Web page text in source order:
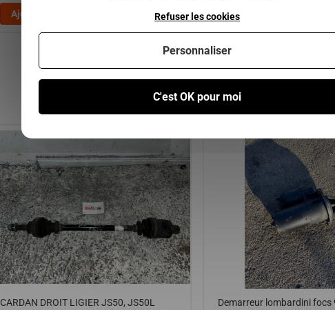
Ajouter au panier Ajouter au panier
Vous pourriez également être intéressé par
CARDAN DROIT LIGIER JS50, JS50L
Demarreur lombardini focs
C'est OK pour moi
Refuser les cookies
Personnaliser